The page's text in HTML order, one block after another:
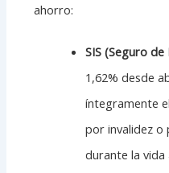
ahorro:
SIS (Seguro de
1,62% desde
íntegramente
por invalidez o
durante la vida